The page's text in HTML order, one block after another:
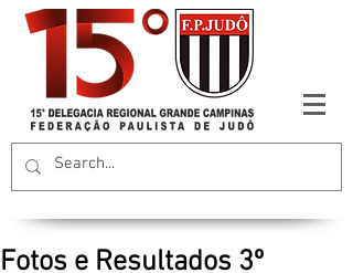
Fotos e Resultados 3º